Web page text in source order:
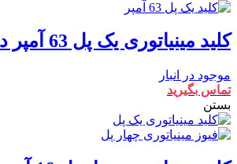
کلید مینیاتوری یک پل 63 آمپر دنا الکتریک
موجود در انبار
تماس بگیرید
بستن